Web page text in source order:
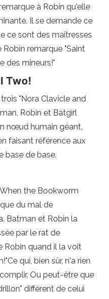
à Robin qu'elle
Il se demande ce
ce sont des maîtresses
remarque "Saint
des mineurs!"
Two!
"Nora Clavicle and
Robin et Batgirl
nœud humain géant.
faisant référence aux
base de base.
the Bookworm
du mal de
Batman et Robin la
par le rat de
Robin quand il la voit
qui, bien sûr, n'a rien
Ou peut-être que
différent de celui